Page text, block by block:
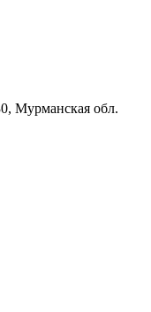
Мурманская обл.